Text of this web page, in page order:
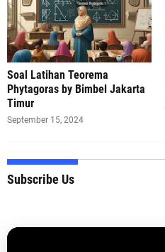
Soal Latihan Teorema
Phytagoras by Bimbel Jakarta
Timur
September 15, 2024
Subscribe Us